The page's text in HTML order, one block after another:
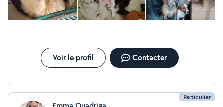
Voir le profil Contacter
Particulier